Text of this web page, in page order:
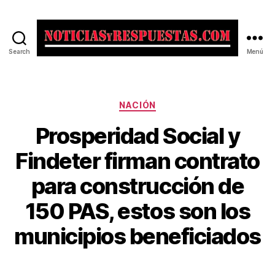
Search Menú
Categorías
NACIÓN
Prosperidad Social y
Findeter firman contrato
para construcción de
150 PAS, estos son los
municipios beneficiados